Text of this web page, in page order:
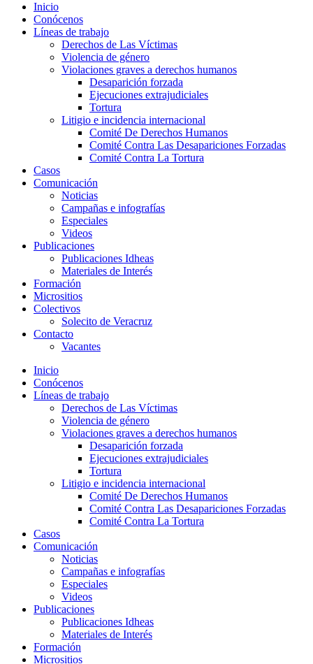
Inicio
Conócenos
Líneas de trabajo
Derechos de Las Víctimas
Violencia de género
Violaciones graves a derechos humanos
Desaparición forzada​
Ejecuciones extrajudiciales
Tortura
Litigio e incidencia internacional
Comité De Derechos Humanos​
Comité Contra Las Desapariciones Forzadas
Comité Contra La Tortura​
Casos
Comunicación
Noticias
Campañas e infografías
Especiales
Videos
Publicaciones
Publicaciones Idheas
Materiales de Interés
Formación
Micrositios
Colectivos
Solecito de Veracruz
Contacto
Vacantes
Inicio
Conócenos
Líneas de trabajo
Derechos de Las Víctimas
Violencia de género
Violaciones graves a derechos humanos
Desaparición forzada​
Ejecuciones extrajudiciales
Tortura
Litigio e incidencia internacional
Comité De Derechos Humanos​
Comité Contra Las Desapariciones Forzadas
Comité Contra La Tortura​
Casos
Comunicación
Noticias
Campañas e infografías
Especiales
Videos
Publicaciones
Publicaciones Idheas
Materiales de Interés
Formación
Micrositios